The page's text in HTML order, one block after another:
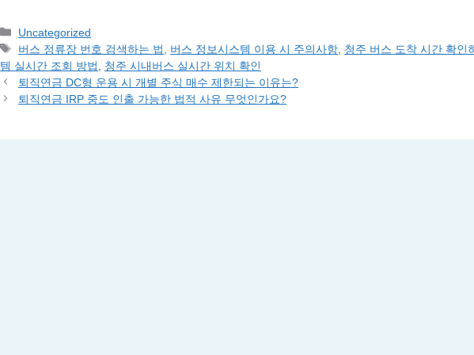
Categories
Uncategorized
Tags
버스 정류장 번호 검색하는 법 버스 정보시스템 이용 시 주의사항 청주 버스 도착 시간 확인
템 실시간 조회 방법
청주 시내버스 실시간 위치 확인
퇴직연금 DC형 운용 시 개별 주식 매수 제한되는 이유는?
퇴직연금 IRP 중도 인출 가능한 법적 사유 무엇인가요?